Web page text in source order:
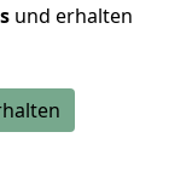
und erhalten